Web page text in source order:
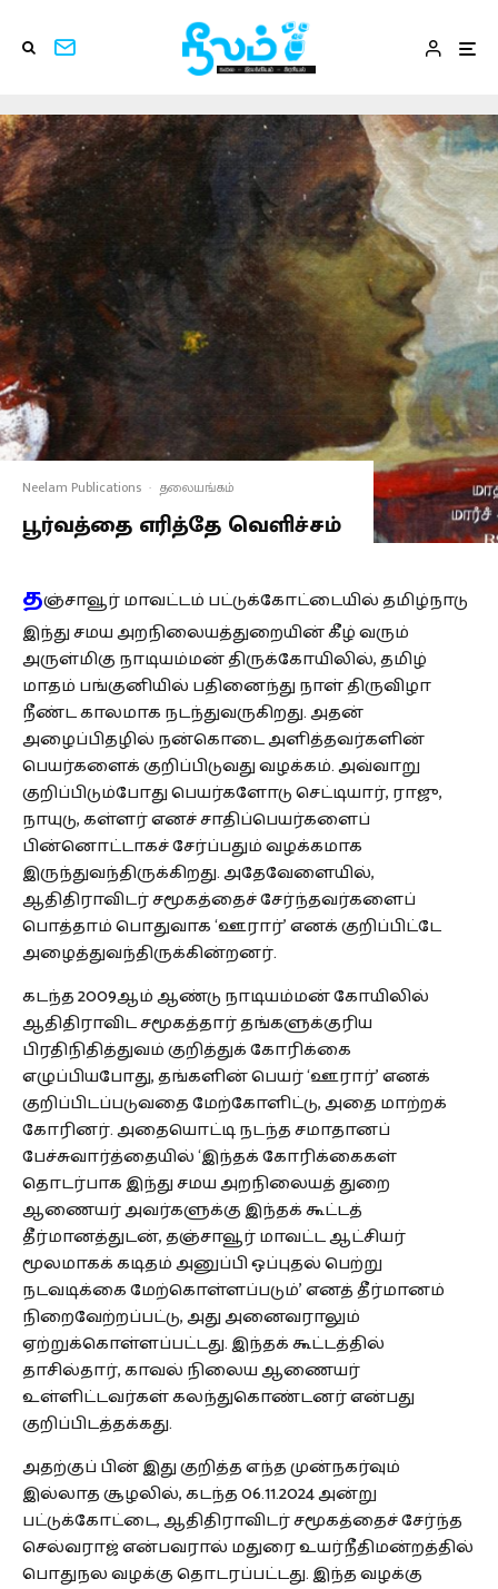
Neelam Publications · தலையங்கம்
பூர்வத்தை எரித்தே வெளிச்சம்
தஞ்சாவூர் மாவட்டம் பட்டுக்கோட்டையில் தமிழ்நாடு
இந்து சமய அறநிலையத்துறையின் கீழ் வரும்
அருள்மிகு நாடியம்மன் திருக்கோயிலில், தமிழ்
மாதம் பங்குனியில் பதினைந்து நாள் திருவிழா
நீண்ட காலமாக நடந்துவருகிறது. அதன்
அழைப்பிதழில் நன்கொடை அளித்தவர்களின்
பெயர்களைக் குறிப்பிடுவது வழக்கம். அவ்வாறு
குறிப்பிடும்போது பெயர்களோடு செட்டியார், ராஜு,
நாயுடு, கள்ளர் எனச் சாதிப்பெயர்களைப்
பின்னொட்டாகச் சேர்ப்பதும் வழக்கமாக
இருந்துவந்திருக்கிறது. அதேவேளையில்,
ஆதிதிராவிடர் சமூகத்தைச் சேர்ந்தவர்களைப்
பொத்தாம் பொதுவாக ‘ஊரார்’ எனக் குறிப்பிட்டே
அழைத்துவந்திருக்கின்றனர்.
கடந்த 2009ஆம் ஆண்டு நாடியம்மன் கோயிலில்
ஆதிதிராவிட சமூகத்தார் தங்களுக்குரிய
பிரதிநிதித்துவம் குறித்துக் கோரிக்கை
எழுப்பியபோது, தங்களின் பெயர் ‘ஊரார்’ எனக்
குறிப்பிடப்படுவதை மேற்கோளிட்டு, அதை மாற்றக்
கோரினர். அதையொட்டி நடந்த சமாதானப்
பேச்சுவார்த்தையில் ‘இந்தக் கோரிக்கைகள்
தொடர்பாக இந்து சமய அறநிலையத் துறை
ஆணையர் அவர்களுக்கு இந்தக் கூட்டத்
தீர்மானத்துடன், தஞ்சாவூர் மாவட்ட ஆட்சியர்
மூலமாகக் கடிதம் அனுப்பி ஒப்புதல் பெற்று
நடவடிக்கை மேற்கொள்ளப்படும்’ எனத் தீர்மானம்
நிறைவேற்றப்பட்டு, அது அனைவராலும்
ஏற்றுக்கொள்ளப்பட்டது. இந்தக் கூட்டத்தில்
தாசில்தார், காவல் நிலைய ஆணையர்
உள்ளிட்டவர்கள் கலந்துகொண்டனர் என்பது
குறிப்பிடத்தக்கது.
அதற்குப் பின் இது குறித்த எந்த முன்நகர்வும்
இல்லாத சூழலில், கடந்த 06.11.2024 அன்று
பட்டுக்கோட்டை, ஆதிதிராவிடர் சமூகத்தைச் சேர்ந்த
செல்வராஜ் என்பவரால் மதுரை உயர்நீதிமன்றத்தில்
பொதுநல வழக்கு தொடரப்பட்டது. இந்த வழக்கு